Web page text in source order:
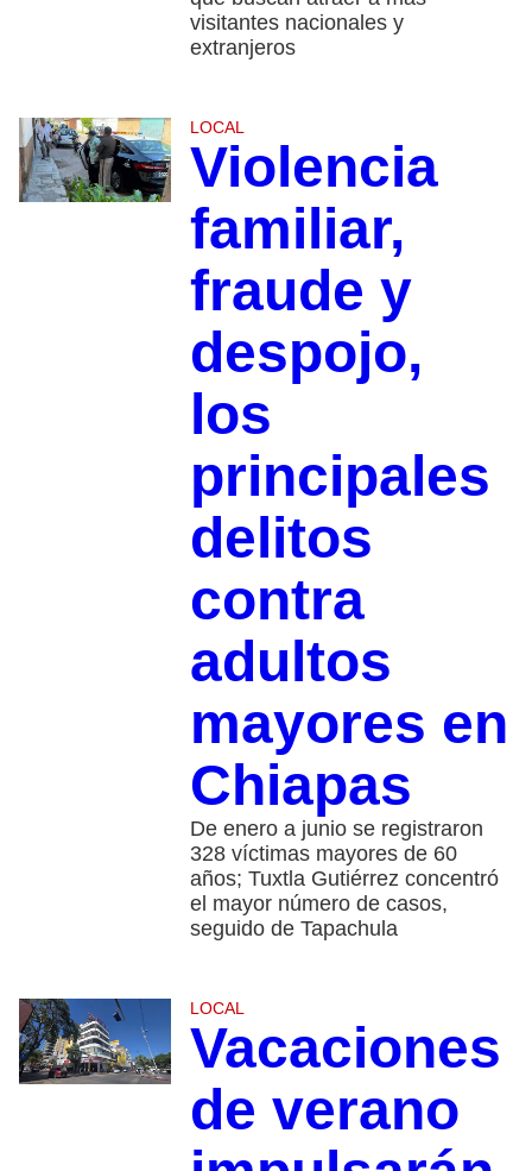
visitantes nacionales y
extranjeros
LOCAL
Violencia
familiar,
fraude y
despojo,
los
principales
delitos
contra
adultos
mayores en
Chiapas
De enero a junio se registraron
328 víctimas mayores de 60
años; Tuxtla Gutiérrez concentró
el mayor número de casos,
seguido de Tapachula
LOCAL
Vacaciones
de verano